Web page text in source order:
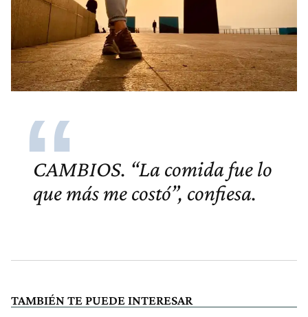
CAMBIOS. “La comida fue lo
que más me costó”, confiesa.
TAMBIÉN TE PUEDE INTERESAR